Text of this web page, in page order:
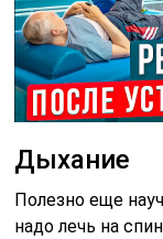
Дыхание
Полезно еще
надо лечь на